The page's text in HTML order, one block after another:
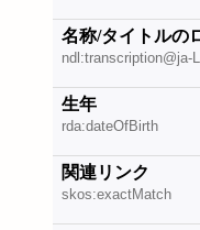
名称/タイトルの
ndl:transcription@ja-
生年
rda:dateOfBirth
関連リンク
skos:exactMatch